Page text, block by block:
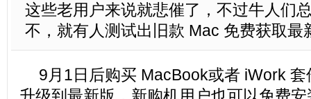
这些老用户来说就悲催了，不过牛人们
不，就有人测试出旧款 Mac 免费获取最
9月1日后购买 MacBook或者 iWork